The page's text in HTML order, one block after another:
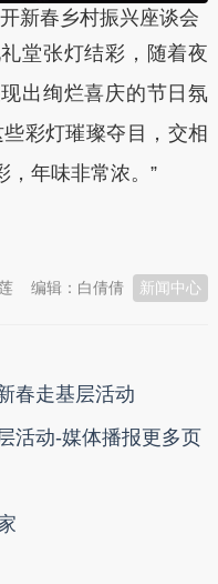
新春乡村振兴座谈会
张灯结彩，随着夜
出绚烂喜庆的节日氛
彩灯璀璨夺目，交相
，年味非常浓。”
新闻中心
编辑：白倩倩
春走基层活动
活动-媒体播报更多页